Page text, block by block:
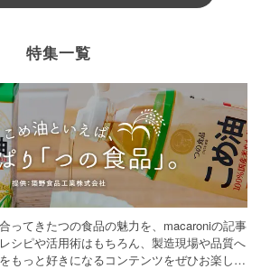
特集一覧
ってきたつの食品の魅力を、macaroniの記事
シピや活用術はもちろん、製造現場や品質へ
もっと好きになるコンテンツをぜひお楽しみ